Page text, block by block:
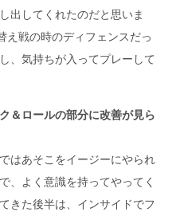
出してくれたのだと思いま
え戦の時のディフェンスだっ
、気持ちが入ってプレーして
＆ロールの部分に改善が見ら
はあそこをイージーにやられ
、よく意識を持ってやってく
きた後半は、インサイドでフ